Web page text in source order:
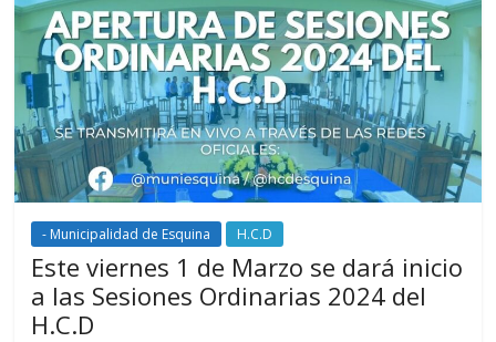
- Municipalidad de Esquina H.C.D
Este viernes 1 de Marzo se dará inicio
a las Sesiones Ordinarias 2024 del
H.C.D